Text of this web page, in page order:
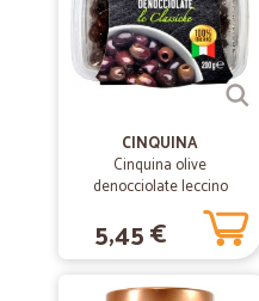
Puntuali e precisi
Marco R.
ottimo seller
ottimo seller, spedizione rapida,
Pamela M.
Precisi e puntuali...se c è
CINQUINA
Cinquina olive
denocciolate leccino
5,45 €